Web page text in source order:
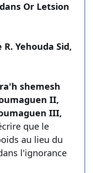
Or Letsion
Yehouda Sid,
shemesh
II,
III,
que le
au lieu du
l'ignorance